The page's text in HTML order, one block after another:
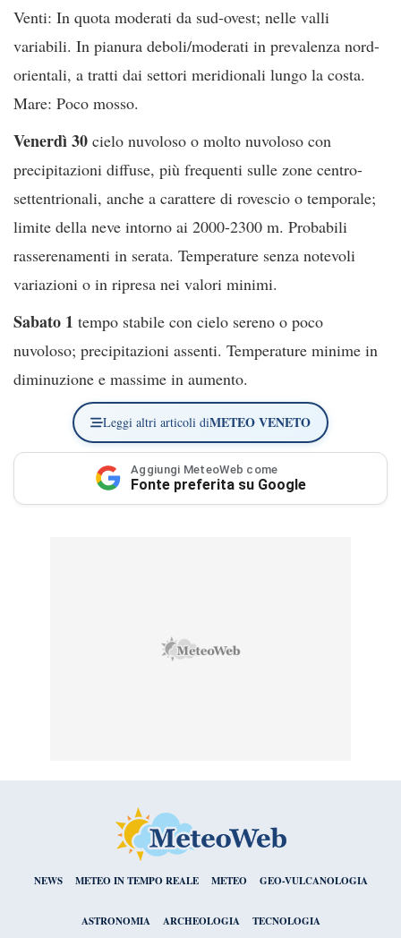
Venti: In quota moderati da sud-ovest; nelle valli
variabili. In pianura deboli/moderati in prevalenza nord-
orientali, a tratti dai settori meridionali lungo la costa.
Mare: Poco mosso.
Venerdì 30 cielo nuvoloso o molto nuvoloso con
precipitazioni diffuse, più frequenti sulle zone centro-
settentrionali, anche a carattere di rovescio o temporale;
limite della neve intorno ai 2000-2300 m. Probabili
rasserenamenti in serata. Temperature senza notevoli
variazioni o in ripresa nei valori minimi.
Sabato 1 tempo stabile con cielo sereno o poco
nuvoloso; precipitazioni assenti. Temperature minime in
diminuzione e massime in aumento.
Leggi altri articoli diMETEO VENETO
Aggiungi MeteoWeb come
Fonte preferita su Google
NEWS METEO IN TEMPO REALE METEO GEO-VULCANOLOGIA
ASTRONOMIA ARCHEOLOGIA TECNOLOGIA